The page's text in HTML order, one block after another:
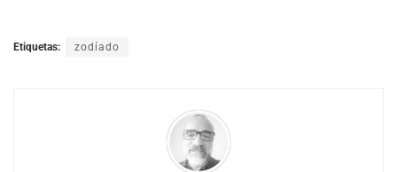
Etiquetas: zodíado